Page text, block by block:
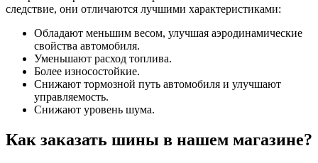
следствие, они отличаются лучшими характеристиками:
Обладают меньшим весом, улучшая аэродинамические
свойства автомобиля.
Уменьшают расход топлива.
Более износостойкие.
Снижают тормозной путь автомобиля и улучшают
управляемость.
Снижают уровень шума.
Как заказать шины в нашем магазине?